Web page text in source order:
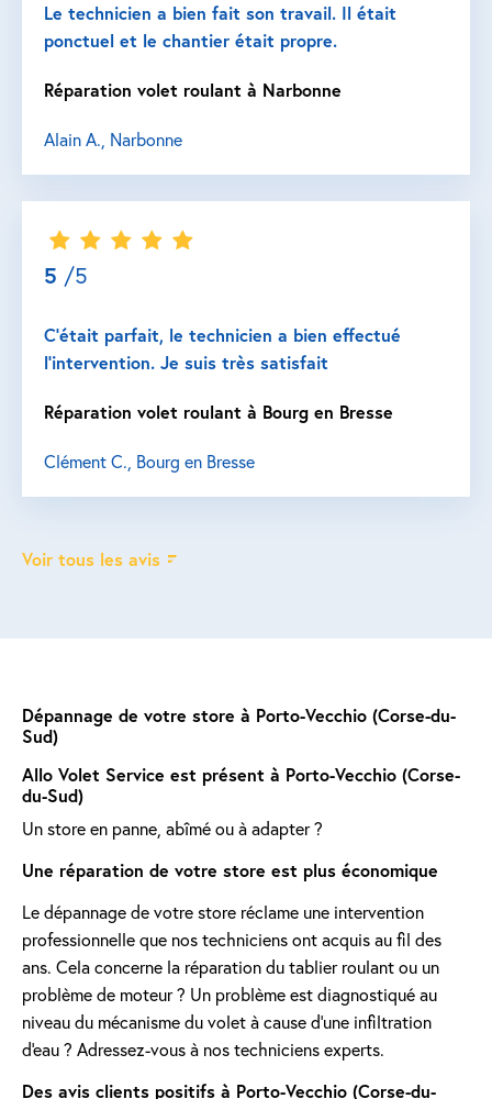
Dépannage de votre store à Porto-Vecchio (Corse-du-
Sud)
Allo Volet Service est présent à Porto-Vecchio (Corse-
du-Sud)
Un store en panne, abîmé ou à adapter ?
Une réparation de votre store est plus économique
Le dépannage de votre store réclame une intervention
professionnelle que nos techniciens ont acquis au fil des
ans. Cela concerne la réparation du tablier roulant ou un
problème de moteur ? Un problème est diagnostiqué au
niveau du mécanisme du volet à cause d'une infiltration
d'eau ? Adressez-vous à nos techniciens experts.
Des avis clients positifs à Porto-Vecchio (Corse-du-
Le technicien a bien fait son travail. Il était
ponctuel et le chantier était propre.
Réparation volet roulant à Narbonne
Alain A., Narbonne
5 /5
C’était parfait, le technicien a bien effectué
l’intervention. Je suis très satisfait
Réparation volet roulant à Bourg en Bresse
Clément C., Bourg en Bresse
Voir tous les avis